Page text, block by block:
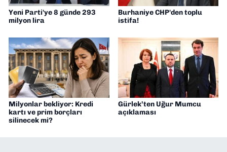
Yeni Parti'ye 8 günde 293
milyon lira
Burhaniye CHP'den toplu
istifa!
Milyonlar bekliyor: Kredi
kartı ve prim borçları
silinecek mi?
Gürlek’ten Uğur Mumcu
açıklaması